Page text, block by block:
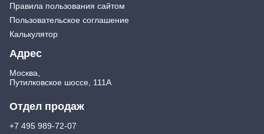
Правила пользования сайтом
Пользовательское соглашение
Калькулятор
Адрес
Москва,
Путилковское шоссе, 111А
Отдел продаж
+7 495 989-72-07